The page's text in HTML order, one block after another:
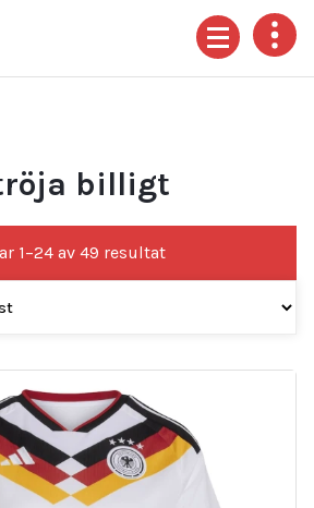
billigt
1–24 av 49 resultatSortera
efter